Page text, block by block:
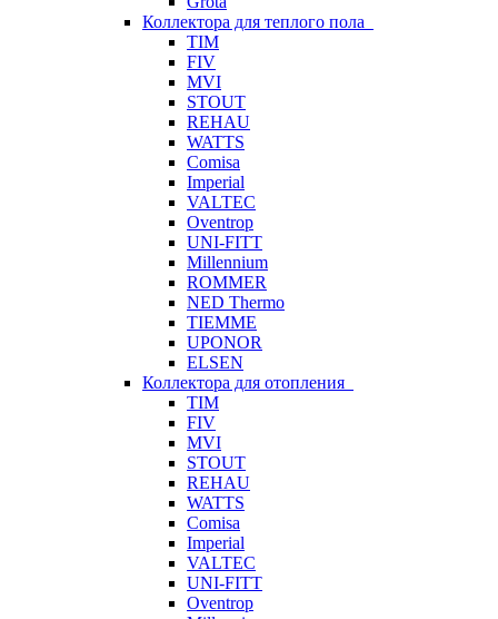
Коллектора для теплого пола
TIM
FIV
MVI
STOUT
REHAU
WATTS
Comisa
Imperial
VALTEC
Oventrop
UNI-FITT
Millennium
ROMMER
NED Thermo
TIEMME
UPONOR
ELSEN
Коллектора для отопления
TIM
FIV
MVI
STOUT
REHAU
WATTS
Comisa
Imperial
VALTEC
UNI-FITT
Oventrop